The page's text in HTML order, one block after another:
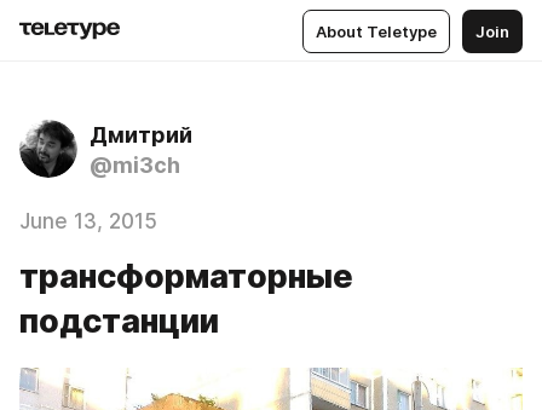
About Teletype Join
Дмитрий
@mi3ch
June 13, 2015
трансформаторные
подстанции